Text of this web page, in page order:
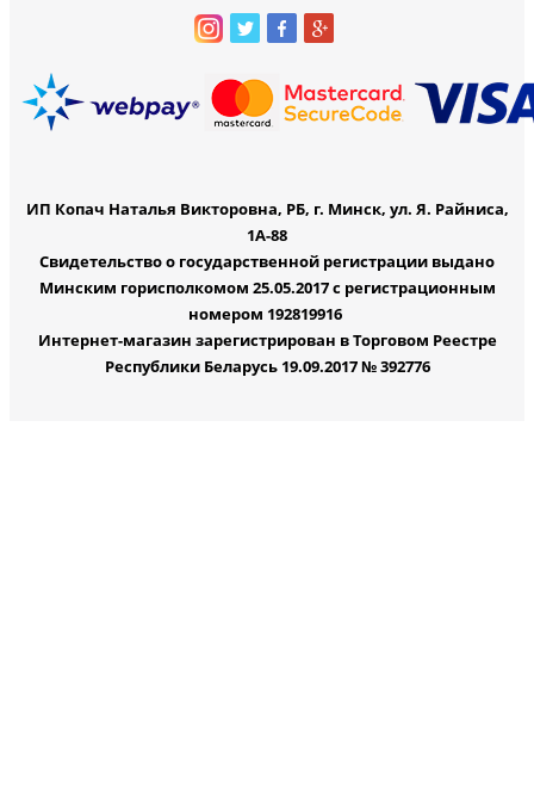
ИП Копач Наталья Викторовна, РБ, г. Минск, ул. Я. Райниса,
1А-88
Свидетельство о государственной регистрации выдано
Минским горисполкомом 25.05.2017 с регистрационным
номером 192819916
Интернет-магазин зарегистрирован в Торговом Реестре
Республики Беларусь 19.09.2017 № 392776